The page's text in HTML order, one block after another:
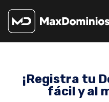
¡Registra tu
fácil y al